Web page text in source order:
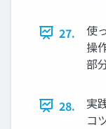
27.
使
操
部
28.
実
コ